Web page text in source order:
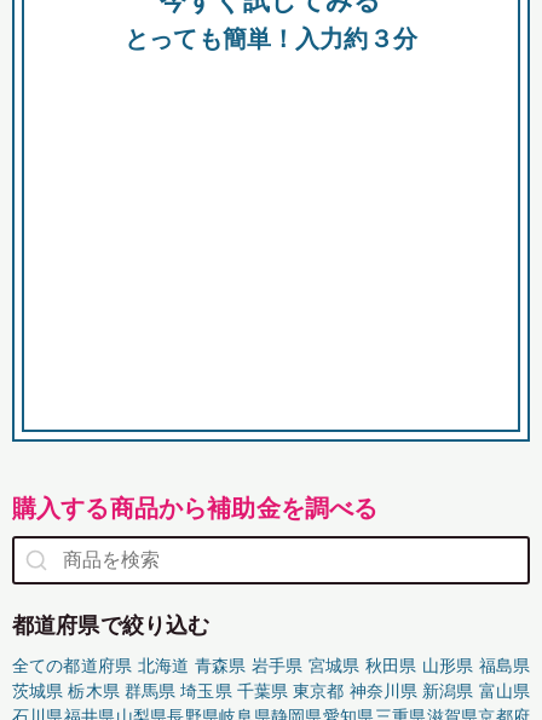
とっても簡単！入力約３分
購入する商品から補助金を調べる
都道府県で絞り込む
全ての都道府県 北海道 青森県 岩手県 宮城県 秋田県 山形県 福島県
茨城県 栃木県 群馬県 埼玉県 千葉県 東京都 神奈川県 新潟県 富山県